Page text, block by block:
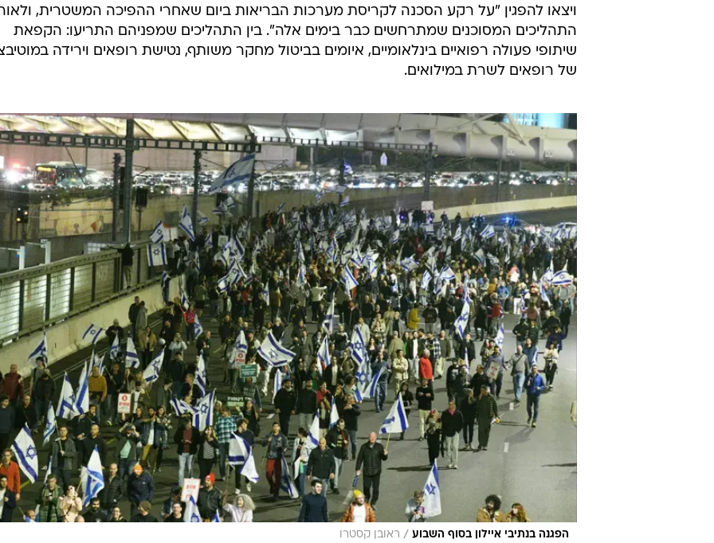
ויצאו להפגין "על רקע הסכנה לקריסת מערכות הבריאות ביום שאחרי ההפיכה המשטרית,
התהליכים המסוכנים שמתרחשים כבר בימים אלה". בין התהליכים שמפניהם התריעו: הקפאת
שיתופי פעולה רפואיים בינלאומיים, איומים בביטול מחקר משותף, נטישת רופאים וירידה
של רופאים לשרת במילואים.
הפגנה בנתיבי איילון בסוף השבוע / ראובן קסטרו